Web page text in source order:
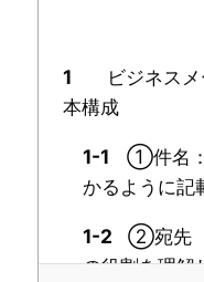
1
ビジネス
本構成
1-1
①件名：
かるように記
1-2
②宛先
の役割を理解